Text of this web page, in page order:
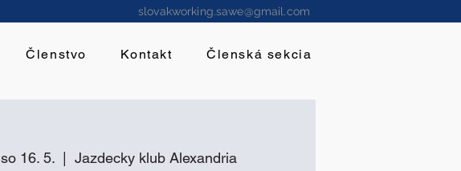
Členstvo Kontakt Členská sekcia
slovakworking.sawe@gmail.com
so 16. 5.
  |
Jazdecky klub Alexandria